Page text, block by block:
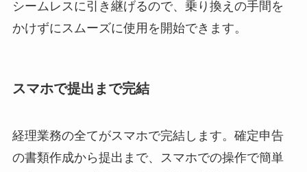
シームレスに引き継げるので、乗り換えの手間を
かけずにスムーズに使用を開始できます。
スマホで提出まで完結
経理業務の全てがスマホで完結します。確定申告
の書類作成から提出まで、スマホでの操作で簡単